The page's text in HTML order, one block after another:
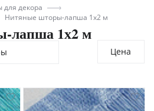
для декора
Нитяные шторы-лапша 1х2 м
лапша 1х2 м
Цена